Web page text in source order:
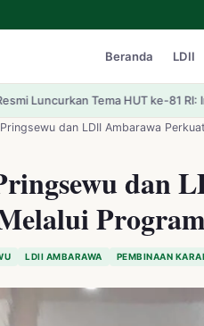
Beranda LDII
81 RI: Indonesia Berdaulat, Adil,
dan LDII Ambarawa
dan
LDII AMBARAWA PEMBINAAN